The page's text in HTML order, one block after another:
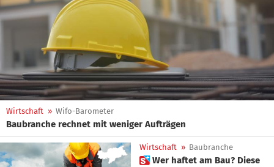
Wirtschaft » Wifo-Barometer
Baubranche rechnet mit weniger Aufträgen
Wirtschaft » Baubranche
 Wer haftet am Bau? Diese